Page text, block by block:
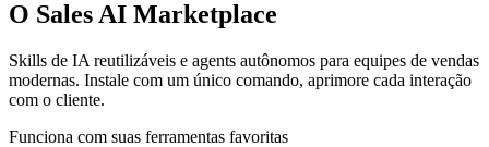
O Sales AI Marketplace
Skills de IA reutilizáveis e agents autônomos para equipes de vendas
modernas. Instale com um único comando, aprimore cada interação
com o cliente.
Funciona com suas ferramentas favoritas